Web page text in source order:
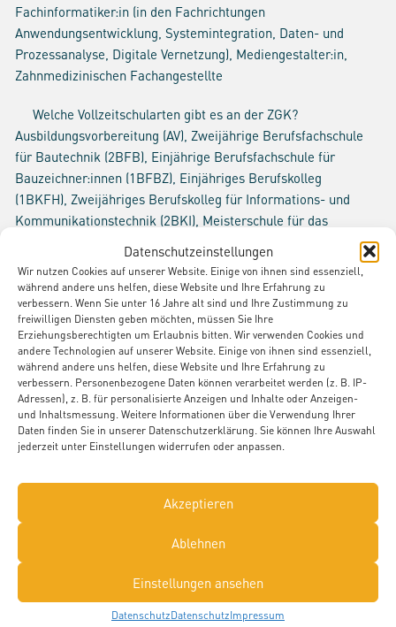
Datenschutzeinstellungen
Wir nutzen Cookies auf unserer Website. Einige von ihnen sind essenziell,
während andere uns helfen, diese Website und Ihre Erfahrung zu
verbessern. Wenn Sie unter 16 Jahre alt sind und Ihre Zustimmung zu
freiwilligen Diensten geben möchten, müssen Sie Ihre
Erziehungsberechtigten um Erlaubnis bitten. Wir verwenden Cookies und
andere Technologien auf unserer Website. Einige von ihnen sind essenziell,
während andere uns helfen, diese Website und Ihre Erfahrung zu
verbessern. Personenbezogene Daten können verarbeitet werden (z. B. IP-
Adressen), z. B. für personalisierte Anzeigen und Inhalte oder Anzeigen-
und Inhaltsmessung. Weitere Informationen über die Verwendung Ihrer
Daten finden Sie in unserer Datenschutzerklärung. Sie können Ihre Auswahl
jederzeit unter Einstellungen widerrufen oder anpassen.
Akzeptieren
Ablehnen
Einstellungen ansehen
DatenschutzDatenschutzImpressum
Fachinformatiker:in (in den Fachrichtungen
Anwendungsentwicklung, Systemintegration, Daten- und
Prozessanalyse, Digitale Vernetzung), Mediengestalter:in,
Zahnmedizinischen Fachangestellte
Welche Vollzeitschularten gibt es an der ZGK?
Ausbildungsvorbereitung (AV), Zweijährige Berufsfachschule
für Bautechnik (2BFB), Einjährige Berufsfachschule für
Bauzeichner:innen (1BFBZ), Einjähriges Berufskolleg
(1BKFH), Zweijähriges Berufskolleg für Informations- und
Kommunikationstechnik (2BKI), Meisterschule für das
Fachschule für Technik (FTED), Technisches Gymnasium (TG)
mit drei Profilen, Vorqualifizierungsjahr Arbeit/Beruf (VAB-O)
Warum sollte ich den Beruf der Zahnmedizinischen/r
Fachangestelten/r wählen?
Der Beruf der Zahnmedizinischen Fachangestellten (ZFA) ist
eine gute Wahl, weil er vielfältige Aufgaben, gute
Zukunftsperspektiven und persönliche
Entwicklungsmöglichkeiten bietet. Man hat Kontakt mit
Menschen, kann helfen und lernt ständig dazu. Es können
anspruchsvolle Weiterbildungsmöglichkeiten in Anspruch
Warum sollte man einen Beruf in der
Eine Karriere im Gesundheitswesen zu wählen, ist eine
Entscheidung die von vielen Faktoren positiv beeinflusst